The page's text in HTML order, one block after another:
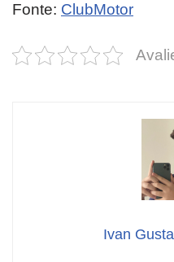
Fonte: ClubMotor
Ivan